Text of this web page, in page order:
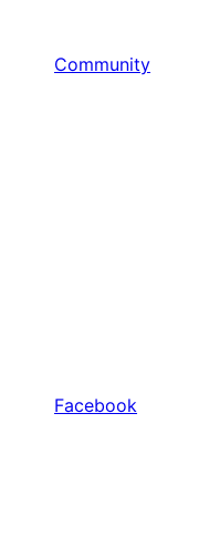
Community
Facebook